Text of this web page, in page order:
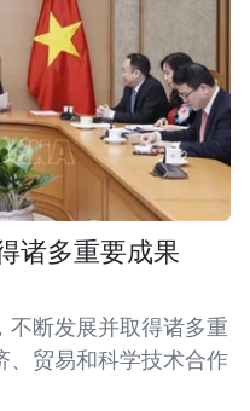
诸多重要成果
不断发展并取得诸多重
、贸易和科学技术合作